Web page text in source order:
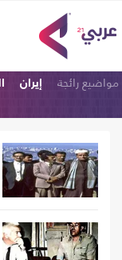
مواضيع رائجة إيران